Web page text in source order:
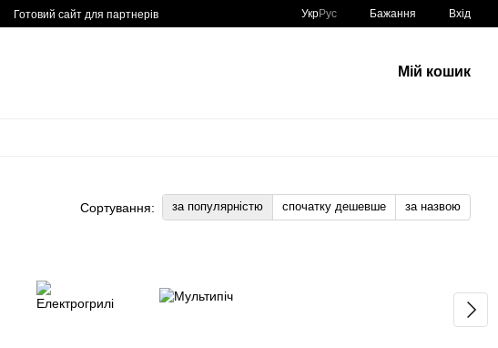
Готовий сайт для партнерів УкрРус Бажання Вхід
Мій кошик
Сортування: за популярністю спочатку дешевше за назвою